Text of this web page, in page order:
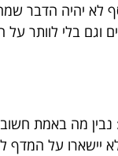
לא יהיה הדבר
וגם בלי לוותר
מה באמת
יישארו על המדף